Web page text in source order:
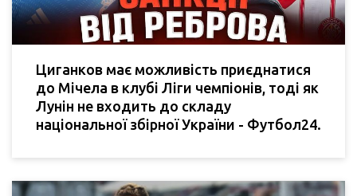
Циганков має можливість приєднатися
до Мічела в клубі Ліги чемпіонів, тоді як
Лунін не входить до складу
національної збірної України - Футбол24.